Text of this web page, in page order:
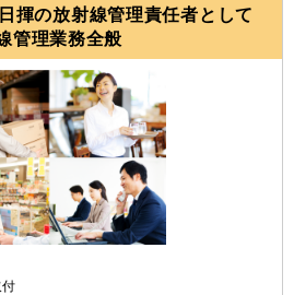
揮の放射線管理責任者として
管理業務全般